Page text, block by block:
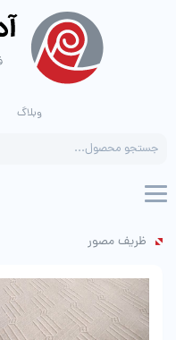
وبلاگ
search
ظریف مصور